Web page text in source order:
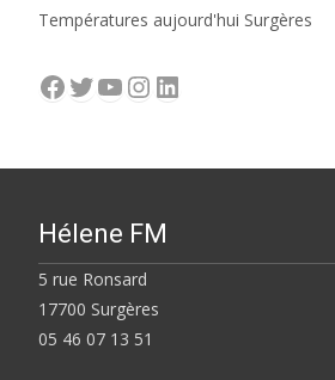
Températures aujourd'hui Surgères
Facebook
Twitter
YouTube
Instagram
LinkedIn
Hélene FM
5 rue Ronsard
17700 Surgères
05 46 07 13 51